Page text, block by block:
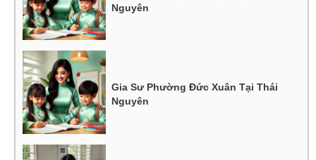
Nguyên
Gia Sư Phường Đức Xuân Tại Thái
Nguyên